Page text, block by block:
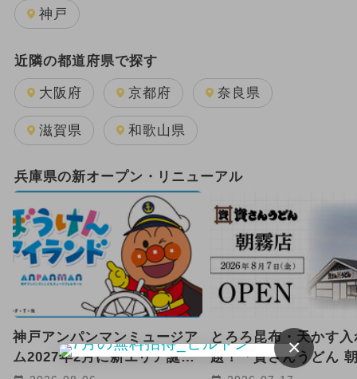
2024年のイベント
GW(ゴールデンウィーク)
2025年11月のイベント
2024年5月のイベント
2024年7月のイベント
2025年9月のイベント キャラクター
雨の日OK 2026年1月のイベント
2024年11月のイベント
神戸
近隣の都道府県で探す
大阪府 京都府 奈良県
滋賀県 和歌山県
兵庫県の新オープン・リニューアル
神戸アンパンマンミュージア
ム2027年2月に新エリア誕生
とろろ昆布・天かす入
題！「資さんうどん
×